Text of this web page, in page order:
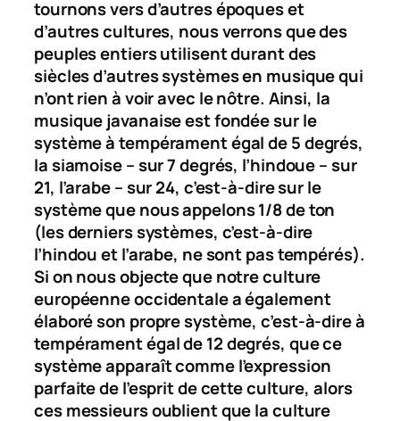
tournons vers d’autres époques et
d’autres cultures, nous verrons que des
peuples entiers utilisent durant des
siècles d’autres systèmes en musique qui
n’ont rien à voir avec le nôtre. Ainsi, la
musique javanaise est fondée sur le
système à tempérament égal de 5 degrés,
la siamoise – sur 7 degrés, l’hindoue – sur
21, l’arabe – sur 24, c’est-à-dire sur le
système que nous appelons 1/8 de ton
(les derniers systèmes, c’est-à-dire
l’hindou et l’arabe, ne sont pas tempérés).
Si on nous objecte que notre culture
européenne occidentale a également
élaboré son propre système, c’est-à-dire à
tempérament égal de 12 degrés, que ce
système apparaît comme l’expression
parfaite de l’esprit de cette culture, alors
ces messieurs oublient que la culture